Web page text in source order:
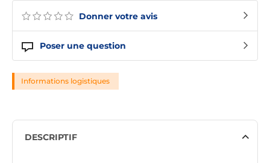
Donner votre avis
Poser une question
Informations logistiques
DESCRIPTIF